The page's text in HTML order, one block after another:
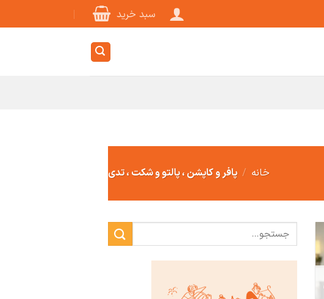
سبد خرید
خانه / پافر و کاپشن ، پالتو و شکت ، تدی